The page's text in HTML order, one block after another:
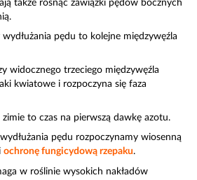
także rosnąć zawiązki pędów bocznych
wydłużania pędu to kolejne międzywęźla
widocznego trzeciego międzywęźla
kwiatowe i rozpoczyna się faza
to czas na pierwszą dawkę azotu.
pędu rozpoczynamy wiosenną
ochronę fungicydową rzepaku.
w roślinie wysokich nakładów